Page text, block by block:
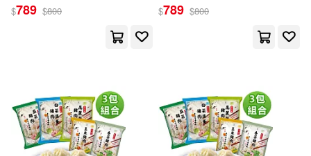
（德）埃里希·凱斯特納(7)
（法）菲利普·馬特(7)
天下文化(25) 學苑出版社(25)
采昌國際多媒體(25)
重慶出版社(25)
$789 $800 $789 $800